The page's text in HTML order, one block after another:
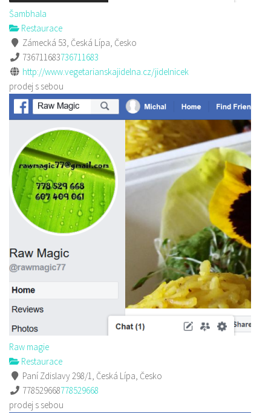
Šambhala
Restaurace
Zámecká 53, Česká Lípa, Česko
736711683736711683
http://www.vegetarianskajidelna.cz/jidelnicek
prodej s sebou
Raw magie
Restaurace
Paní Zdislavy 298/1, Česká Lípa, Česko
778529668778529668
prodej s sebou